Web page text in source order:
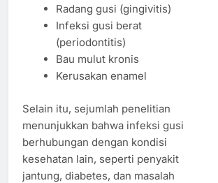
Radang gusi (gingivitis)
Infeksi gusi berat
(periodontitis)
Bau mulut kronis
Kerusakan enamel
Selain itu, sejumlah penelitian
menunjukkan bahwa infeksi gusi
berhubungan dengan kondisi
kesehatan lain, seperti penyakit
jantung, diabetes, dan masalah